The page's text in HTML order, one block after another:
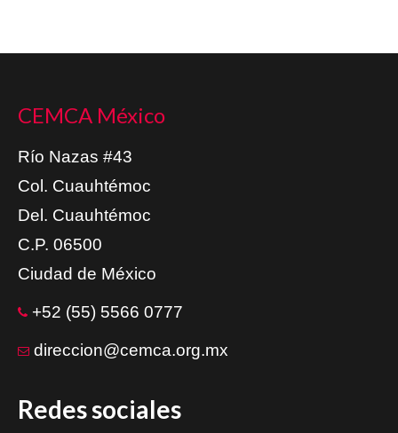
CEMCA México
Río Nazas #43
Col. Cuauhtémoc
Del. Cuauhtémoc
C.P. 06500
Ciudad de México
+52 (55) 5566 0777
direccion@cemca.org.mx
Redes sociales